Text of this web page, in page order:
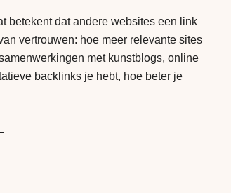
betekent dat andere websites een link
vertrouwen: hoe meer relevante sites
met kunstblogs, online
backlinks je hebt, hoe beter je